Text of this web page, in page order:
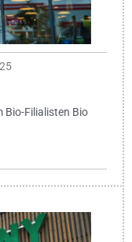
Bio-Filialisten Bio